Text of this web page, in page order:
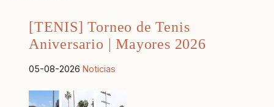
[TENIS] Torneo de Tenis
Aniversario | Mayores 2026
05-08-2026 Noticias